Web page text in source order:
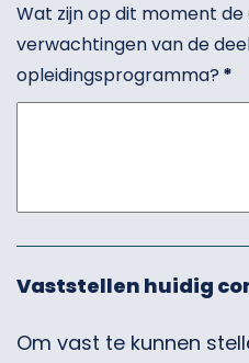
Wat zijn op dit moment
verwachtingen van de
opleidingsprogramma? *
Vaststellen huidig
Om vast te kunnen